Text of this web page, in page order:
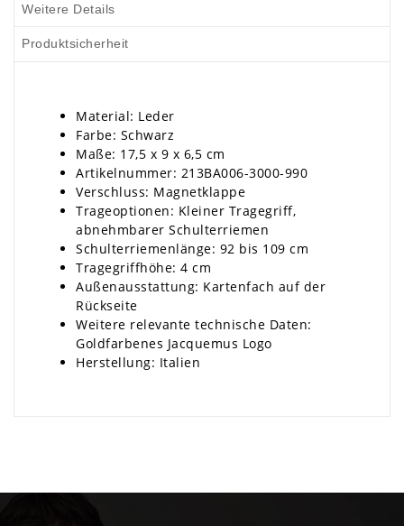
Weitere Details
Produktsicherheit
Material: Leder
Farbe: Schwarz
Maße: 17,5 x 9 x 6,5 cm
Artikelnummer: 213BA006-3000-990
Verschluss: Magnetklappe
Trageoptionen: Kleiner Tragegriff,
abnehmbarer Schulterriemen
Schulterriemenlänge: 92 bis 109 cm
Tragegriffhöhe: 4 cm
Außenausstattung: Kartenfach auf der
Rückseite
Weitere relevante technische Daten:
Goldfarbenes Jacquemus Logo
Herstellung: Italien